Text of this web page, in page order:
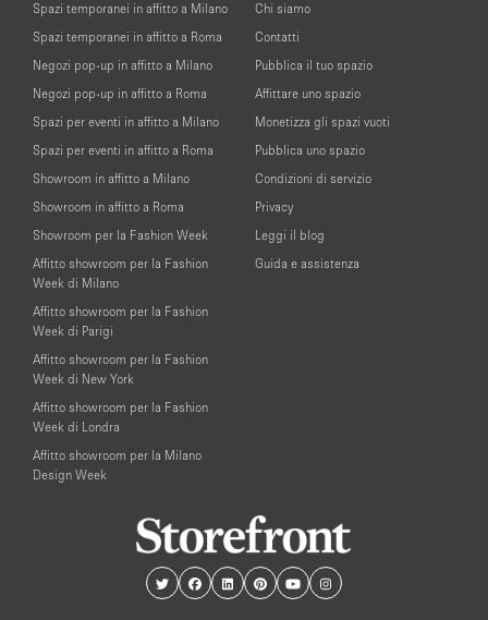
Spazi temporanei in affitto a Milano
Spazi temporanei in affitto a Roma
Negozi pop-up in affitto a Milano
Negozi pop-up in affitto a Roma
Spazi per eventi in affitto a Milano
Spazi per eventi in affitto a Roma
Showroom in affitto a Milano
Showroom in affitto a Roma
Showroom per la Fashion Week
Affitto showroom per la Fashion
Week di Milano
Affitto showroom per la Fashion
Week di Parigi
Affitto showroom per la Fashion
Week di New York
Affitto showroom per la Fashion
Week di Londra
Affitto showroom per la Milano
Design Week
Chi siamo
Contatti
Pubblica il tuo spazio
Affittare uno spazio
Monetizza gli spazi vuoti
Pubblica uno spazio
Condizioni di servizio
Privacy
Leggi il blog
Guida e assistenza